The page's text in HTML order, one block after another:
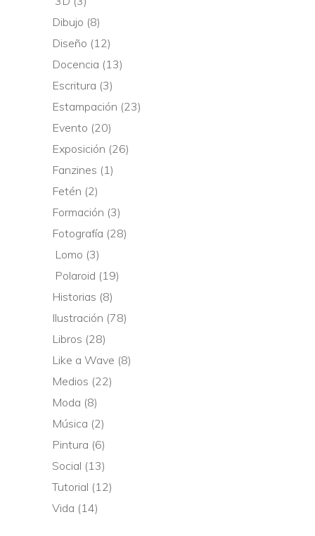
Dibujo (8)
Diseño (12)
Docencia (13)
Escritura (3)
Estampación (23)
Evento (20)
Exposición (26)
Fanzines (1)
Fetén (2)
Formación (3)
Fotografía (28)
Lomo (3)
Polaroid (19)
Historias (8)
Ilustración (78)
Libros (28)
Like a Wave (8)
Medios (22)
Moda (8)
Música (2)
Pintura (6)
Social (13)
Tutorial (12)
Vida (14)